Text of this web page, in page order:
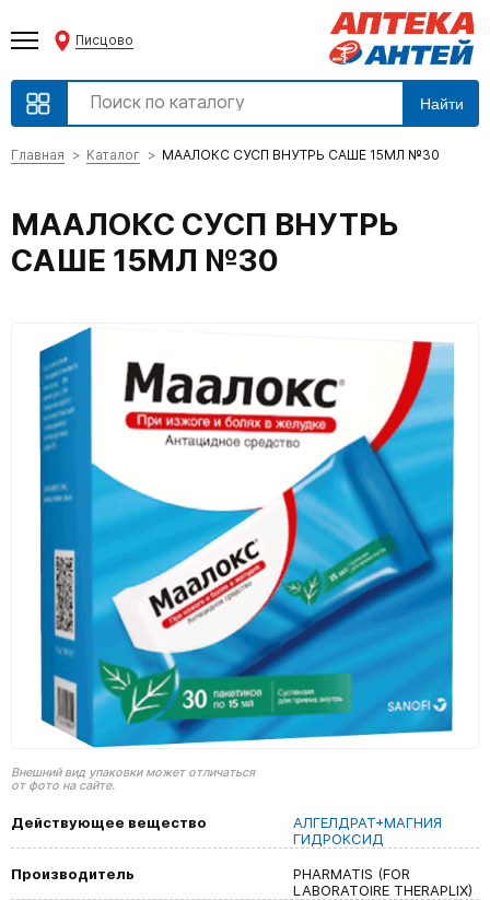
Писцово
Найти
Главная Каталог МААЛОКС СУСП ВНУТРЬ САШЕ 15МЛ №30
МААЛОКС СУСП ВНУТРЬ
САШЕ 15МЛ №30
Внешний вид упаковки может отличаться
от фото на сайте.
Действующее вещество
АЛГЕЛДРАТ+МАГНИЯ
ГИДРОКСИД
Производитель
PHARMATIS (FOR
LABORATOIRE THERAPLIX)